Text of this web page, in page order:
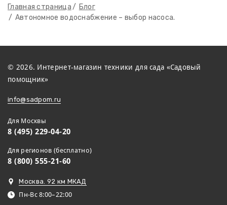
Главная страница
Блог
Автономное водоснабжение – выбор насоса.
© 2026. Интернет-магазин техники для сада «Садовый
помощник»
info@sadpom.ru
Для Москвы
8 (495) 229-04-20
Для регионов (бесплатно)
8 (800) 555-21-60
Москва. 92 км МКАД
Пн-Вс 8:00–22:00